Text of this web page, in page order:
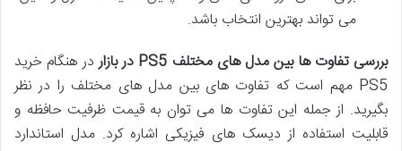
می تواند بهترین انتخاب باشد.
بررسی تفاوت ها بین مدل های مختلف
در هنگام خرید
PS5 مهم است که تفاوت های بین مدل های مختلف را در نظر
بگیرید. از جمله این تفاوت ها می توان به قیمت ظرفیت حافظه و
قابلیت استفاده از دیسک های فیزیکی اشاره کرد. مدل استاندارد